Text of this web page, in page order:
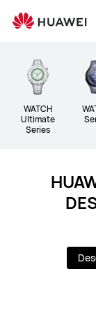
WATCH
Ultimate
Series